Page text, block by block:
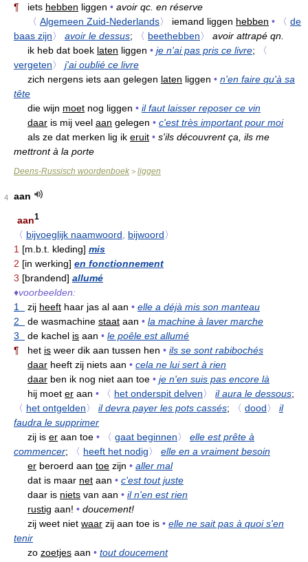
¶ iets hebben liggen • avoir qc. en réserve
〈 Algemeen Zuid-Nederlands〉 iemand liggen hebben • 〈 de
baas zijn〉 avoir le dessus; 〈 beethebben〉
avoir attrapé qn.
ik heb dat boek laten liggen • je n'ai pas pris ce livre;
〈
vergeten〉
j'ai oublié ce livre
zich nergens iets aan gelegen laten liggen • n'en faire qu'à sa
tête
die wijn moet nog liggen • il faut laisser reposer ce vin
daar is mij veel aan gelegen • c'est très important pour moi
als ze dat merken lig ik eruit • s'ils découvrent ça, ils me
mettront à la porte
Deens-Russisch woordenboek > liggen
4 aan
aan1
〈 bijvoeglijk naamwoord bijwoord〉
1 [m.b.t. kleding] mis
2 [in werking] en fonctionnement
3 [brandend] allumé
♦voorbeelden:
1
zij heeft haar jas al aan • elle a déjà mis son manteau
2
de wasmachine staat aan • la machine à laver marche
3
de kachel is aan • le poêle est allumé
¶ het is weer dik aan tussen hen • ils se sont rabibochés
daar heeft zij niets aan • cela ne lui sert à rien
daar ben ik nog niet aan toe • je n'en suis pas encore là
hij moet er aan • 〈 het onderspit delven〉 il aura le dessous;
〈 het ontgelden〉 il devra payer les pots cassés; 〈 dood〉
il
faudra le supprimer
zij is er aan toe • 〈 gaat beginnen〉
elle est prête à
commencer; 〈 heeft het nodig〉
elle en a vraiment besoin
er beroerd aan toe zijn • aller mal
dat is maar net aan • c'est tout juste
daar is niets van aan • il n'en est rien
rustig aan! • doucement!
zij weet niet waar zij aan toe is • elle ne sait pas à quoi s'en
tenir
zo zoetjes aan • tout doucement